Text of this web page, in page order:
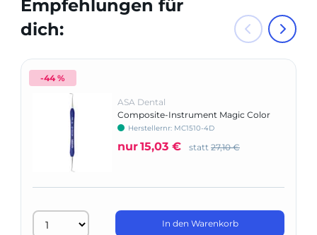
Empfehlungen für
dich:
-44 %
ASA Dental
Composite-Instrument Magic Color
ASAHerstellernr: MC1510-4D
nur15,03 € statt 27,10 €
In den Warenkorb